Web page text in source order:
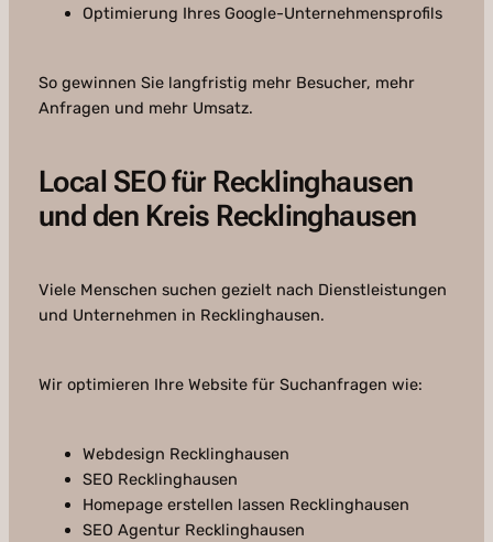
Optimierung Ihres Google-Unternehmensprofils
So gewinnen Sie langfristig mehr Besucher, mehr
Anfragen und mehr Umsatz.
Local SEO für Recklinghausen
und den Kreis Recklinghausen
Viele Menschen suchen gezielt nach Dienstleistungen
und Unternehmen in Recklinghausen.
Wir optimieren Ihre Website für Suchanfragen wie:
Webdesign Recklinghausen
SEO Recklinghausen
Homepage erstellen lassen Recklinghausen
SEO Agentur Recklinghausen